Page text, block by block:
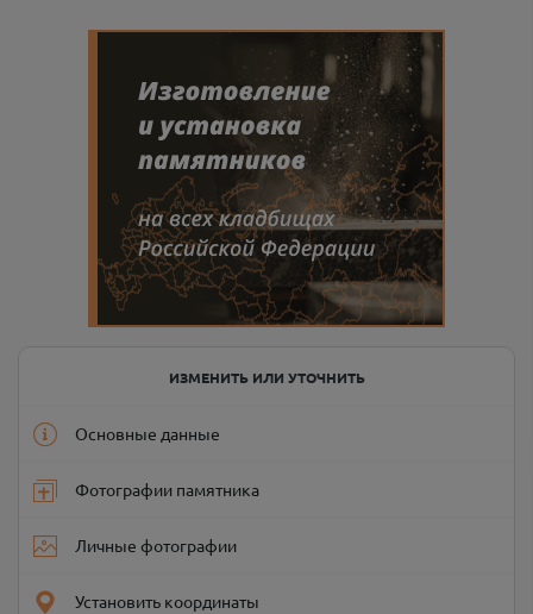
ИЗМЕНИТЬ ИЛИ УТОЧНИТЬ
Основные данные
Фотографии памятника
Личные фотографии
Установить координаты